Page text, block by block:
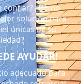
¿Cómo
solución para
únicas de su
AYUDAR!
adecuado para